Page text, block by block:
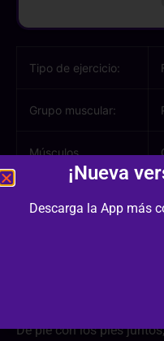
Tipo de ejercicio:
Grupo muscular:
Músculos
involucrados:
Equipamiento /
De pie con los pies
¡Nueva
Descarga la App más